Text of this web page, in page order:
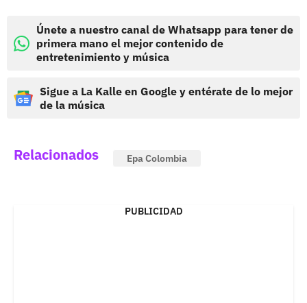
Únete a nuestro canal de Whatsapp para tener de
primera mano el mejor contenido de
entretenimiento y música
Sigue a La Kalle en Google y entérate de lo mejor
de la música
Relacionados Epa Colombia
PUBLICIDAD